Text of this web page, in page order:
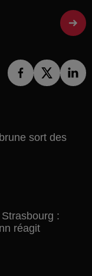
sort des
:
réagit